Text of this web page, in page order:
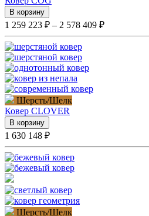
В корзину
1 259 223 ₽ – 2 578 409 ₽
Шерсть/Шелк
Ковер CLOVER
В корзину
1 630 148 ₽
Шерсть/Шелк